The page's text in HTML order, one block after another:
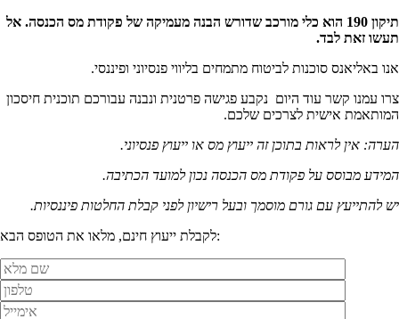
תיקון 190 הוא כלי מורכב שדורש הבנה מעמיקה של פקודת מס הכנסה. אל
תעשו זאת לבד.
אנו באליאנס סוכנות לביטוח מתמחים בליווי פנסיוני ופיננסי.
צרו עמנו קשר עוד היום נקבע פגישה פרטנית ונבנה עבורכם תוכנית חיסכון
המותאמת אישית לצרכים שלכם.
הערה: אין לראות בתוכן זה ייעוץ מס או ייעוץ פנסיוני.
המידע מבוסס על פקודת מס הכנסה נכון למועד הכתיבה.
יש להתייעץ עם גורם מוסמך ובעל רישיון לפני קבלת החלטות פיננסיות.
לקבלת ייעוץ חינם, מלאו את הטופס הבא: